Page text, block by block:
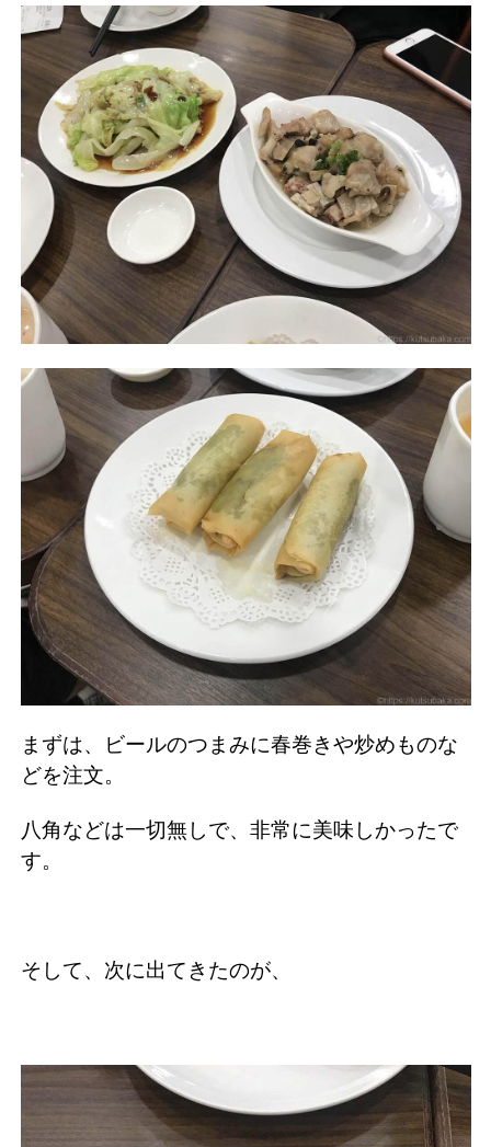
まずは、ビールのつまみに春巻きや炒めものな
どを注文。
八角などは一切無しで、非常に美味しかったで
す。
そして、次に出てきたのが、